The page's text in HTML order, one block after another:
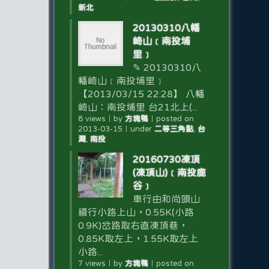
新北
20130310八幡
崎山﹝南投埔
里﹞
✎ 20130310八
幡崎山﹝南投埔里﹞
【2013/03/15 22:28】 八幡
崎山：南投埔里 台21北上(...
8 views by 方塊鴨｜ posted on
2013-03-15
under 二等三角點, 台
灣, 南投
20160730凍頂
(凍頂山)﹝南投鹿
谷﹞
車行由和尚頭山
續行小路上山，0.55K(小路
0.9K)岔路取右直凍頂巷，
0.85K取左上，1.55K取左上
小路...
7 views by 方塊鴨｜ posted on